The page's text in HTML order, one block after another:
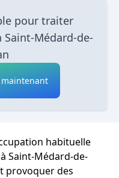
pour traiter
Médard-de-
maintenant
habituelle
Saint-Médard-de-
provoquer des